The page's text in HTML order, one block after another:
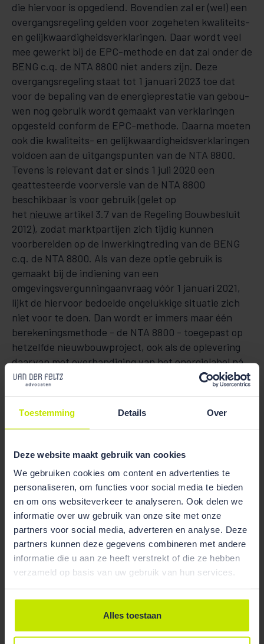
Toestemming Details Over
Deze website maakt gebruik van cookies
We gebruiken cookies om content en advertenties te
personaliseren, om functies voor social media te bieden
en om ons websiteverkeer te analyseren. Ook delen we
informatie over uw gebruik van onze site met onze
partners voor social media, adverteren en analyse. Deze
partners kunnen deze gegevens combineren met andere
informatie die u aan ze heeft verstrekt of die ze hebben
verzameld op basis van uw gebruik van hun services.
Alles toestaan
die hiervoor is opgediend. Bovendien zal er (wel) een
overgangsregeling gelden voor zogeheten kwaliteits-
en gelijkwaardigheidsverk­la­rin­gen. Daar wordt veel
mee gewerkt bij de EPC-methode en dat zal onder de
BENG c.q. de NTA 8800 niet anders zijn. Deze
overgangsregeling staat tot 1 januari 2023 toe dat
voor de bepaling van de energie­pres­tatie van gebou­
wen nog gebruik wordt gemaakt van verklaringen
opgesteld conform de EPC-methode. Daar­na moeten
ook die kwaliteits- en gelijkwaardigheidsverk­la­rin­gen
voldoen aan de uit­gangs­­punten van de NTA 8800.
Tevens is relevant dat er sinds 1 juli 2020 een
geattesteerde voorversie van de NTA 8800
beschikbaar is voor gebruik (gelet op
het nieuwe artikel 3.7 van de Regeling Bouwbesluit
2012), zo­dat marktpartijen zich tijdig kunnen
voorbereiden op de inwerkingtreding van de BENG
c.q. de NTA 8800. Als van de­ze optie gebruik is
gemaakt bij de indiening van een
omgevingsvergunningaanvraag vóór 1 januari 2021,
lijkt de hiervoor bedoelde ongelukkige situatie zich
niet voor te doen. Dan wordt er im­mers maar één
berekeningsmethode - de NTA 8800 - toegepast op
hetzelfde nieuwbouwproject, ook als de opleve­ring
daarvan met overhandiging van het energielabel ná
30 december 2020 plaatsvindt.
Naast de meer generieke uitzonderingen in de
5.6 (verbouw) en 5.7 (tijdelijke bouw) van het
Bouwbesluit 2012, bevat het derde lid van artikel 5.2
van het Bouwbesluit 2012 een specifieke
uitzondering op de verplichting uit het eerste lid om
(bijna) energieneutraal te bouwen conform de BENG-
eisen. Deze uitzonderingsmogelijkheid geldt voor het
locatiegebonden geval waarin het niet mogelijk is om
eenwoon gebouw aan het minimale percentage
hernieuwbare ener­gie te laten voldoen. In de
het toepassen van zonnepanelen
door bijvoor­beeld bescha­duwing ten gevolge van